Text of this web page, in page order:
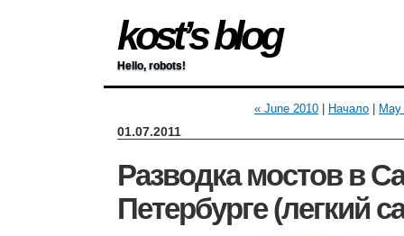
kost’s blog
Hello, robots!
« June 2010 Начало
01.07.2011
Разводка мостов в
Петербурге (легкий